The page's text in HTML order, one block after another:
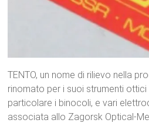
TENTO, un nome di rilievo nella
rinomato per i suoi strumenti ottici
particolare i binocoli, e vari
associata allo Zagorsk Optical-